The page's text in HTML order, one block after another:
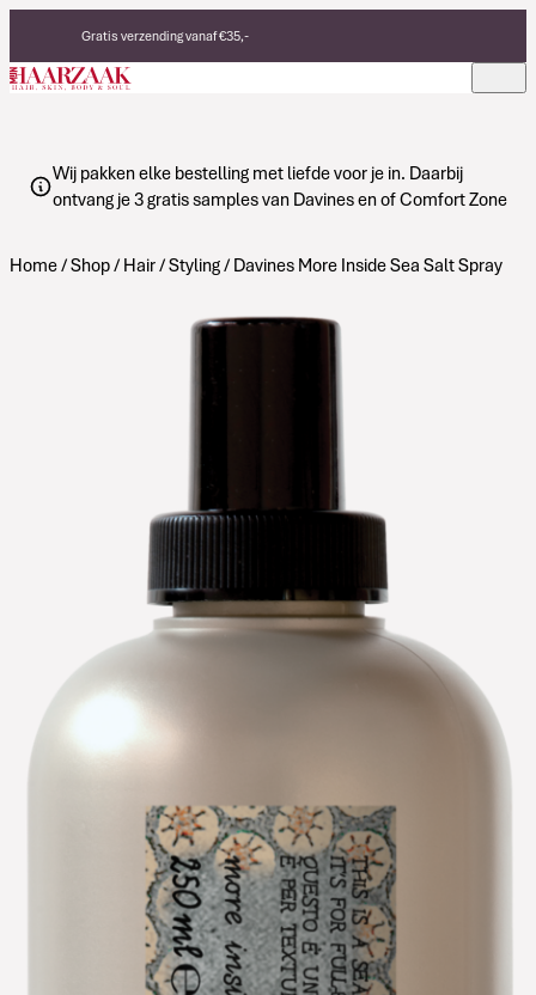
Gratis verzending vanaf €35,-
Eerlijke, duurzame producten
Made in Italy
Wij pakken elke bestelling met liefde voor je in. Daarbij
ontvang je 3 gratis samples van Davines en of Comfort Zone
Home/Shop/ Hair/Styling/ Davines More Inside Sea Salt Spray